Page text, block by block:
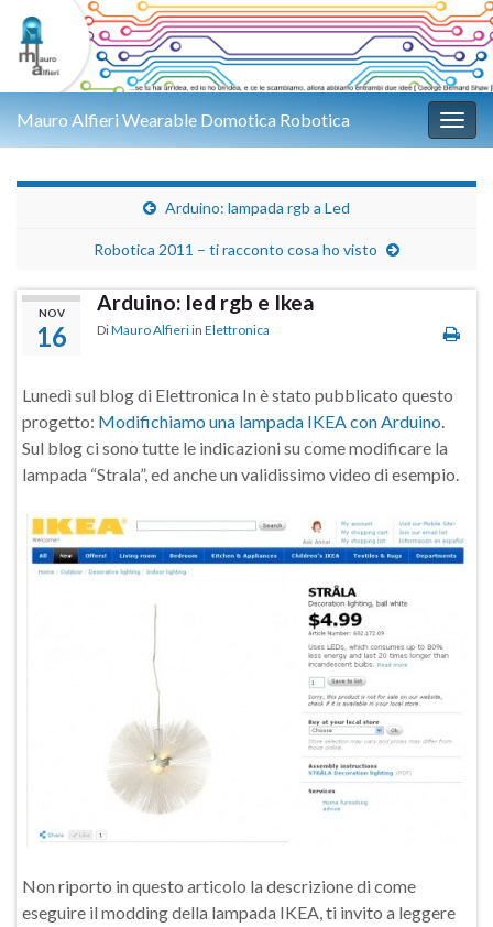
Mauro Alfieri Wearable Domotica Robotica
Arduino: lampada rgb a Led
Robotica 2011 – ti racconto cosa ho visto
NOV
16
Arduino: led rgb e Ikea
DiMauro Alfieri in Elettronica
Lunedì sul blog di Elettronica In è stato pubblicato questo
progetto: Modifichiamo una lampada IKEA con Arduino.
Sul blog ci sono tutte le indicazioni su come modificare la
lampada “Strala”, ed anche un validissimo video di esempio.
Non riporto in questo articolo la descrizione di come
eseguire il modding della lampada IKEA, ti invito a leggere